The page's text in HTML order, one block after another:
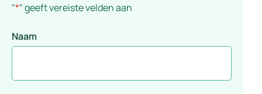
"*" geeft vereiste velden aan
Naam